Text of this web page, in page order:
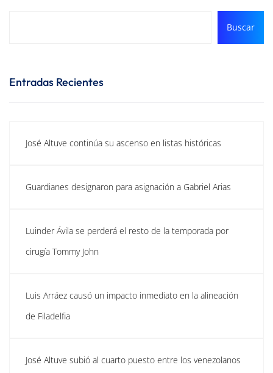
Buscar
Entradas Recientes
José Altuve continúa su ascenso en listas históricas
Guardianes designaron para asignación a Gabriel Arias
Luinder Ávila se perderá el resto de la temporada por
cirugía Tommy John
Luis Arráez causó un impacto inmediato en la alineación
de Filadelfia
José Altuve subió al cuarto puesto entre los venezolanos